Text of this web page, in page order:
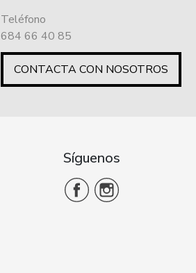
Teléfono
684 66 40 85
CONTACTA CON NOSOTROS
Síguenos